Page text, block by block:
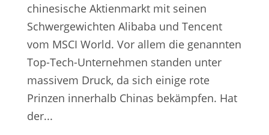
chinesische Aktienmarkt mit seinen
Schwergewichten Alibaba und Tencent
vom MSCI World. Vor allem die genannten
Top-Tech-Unternehmen standen unter
massivem Druck, da sich einige rote
Prinzen innerhalb Chinas bekämpfen. Hat
der...